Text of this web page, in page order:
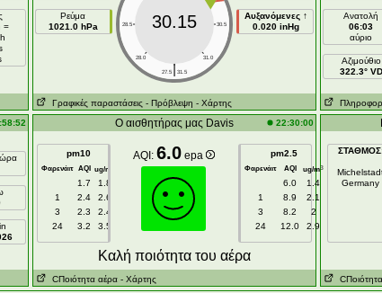
=
Ρεύμα
1021.0 hPa
28.5 30.5
28.0 31.0
|
27.5 31.5
30.15
Αυξανόμενες ↑
0.020 inHg
Γραφικές παραστάσεις - Πρόβλεψη - Χάρτης
Ανατολή
06:03
αύριο
Aζιμούθιο
322.3° VD
ώρα
Ο αισθητήρας μας Davis 22:30:00
pm10
Φαρενάιτ AQI ug/m
1.7
1.8
1
2.4
2.6
3
2.3
2.4
24
3.2 3.5
AQI: 6.0 epa pm2.5
Φαρενάιτ AQI ug/m3
6.0
1.4
1
8.9
2.1
3
8.2
2
24
12.0 2.9
Kαλή ποιότητα του αέρα
CΠοιότητα αέρα - Χάρτης
ΣΤΑΘΜΟΣ:
Germany